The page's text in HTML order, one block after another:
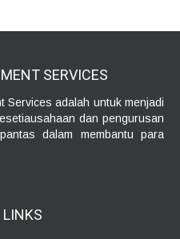
SERVICES
Services adalah untuk menjadi
dan pengurusan
dalam membantu para
LINKS